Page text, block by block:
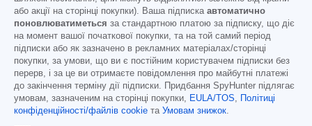
або акції на сторінці покупки). Ваша підписка автоматично
поновлюватиметься за стандартною платою за підписку, що діє
на момент вашої початкової покупки, та на той самий період
підписки або як зазначено в рекламних матеріалах/сторінці
покупки, за умови, що ви є постійним користувачем підписки без
перерв, і за це ви отримаєте повідомлення про майбутні платежі
до закінчення терміну дії підписки. Придбання SpyHunter підлягає
умовам, зазначеним на сторінці покупки,
EULA/TOS
Політиці
конфіденційності/файлів cookie та Умовам знижок